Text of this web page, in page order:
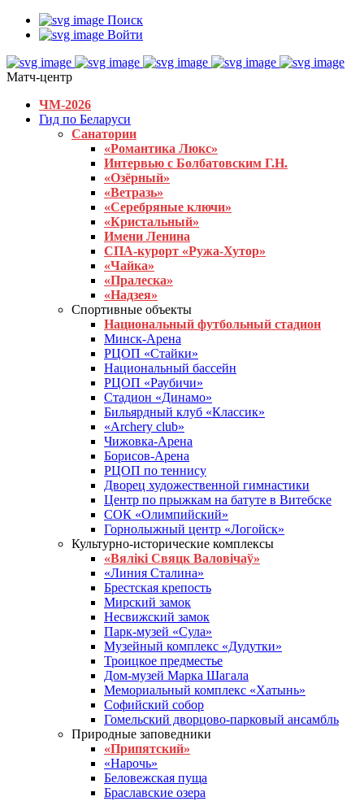
Поиск
Войти
Матч-центр
ЧМ-2026
Гид по Беларуси
Санатории
«Романтика Люкс»
Интервью с Болбатовским Г.Н.
«Озёрный»
«Ветразь»
«Серебряные ключи»
«Кристальный»
Имени Ленина
СПА-курорт «Ружа-Хутор»
«Чайка»
«Пралеска»
«Надзея»
Спортивные объекты
Национальный футбольный стадион
Минск-Арена
РЦОП «Стайки»
Национальный бассейн
РЦОП «Раубичи»
Стадион «Динамо»
Бильярдный клуб «Классик»
«Archery club»
Чижовка-Арена
Борисов-Арена
РЦОП по теннису
Дворец художественной гимнастики
Центр по прыжкам на батуте в Витебске
СОК «Олимпийский»
Горнолыжный центр «Логойск»
Культурно-исторические комплексы
«Вялікі Свяцк Валовічаў»
«Линия Сталина»
Брестская крепость
Мирский замок
Несвижский замок
Парк-музей «Сула»
Музейный комплекс «Дудутки»
Троицкое предместье
Дом-музей Марка Шагала
Мемориальный комплекс «Хатынь»
Софийский собор
Гомельский дворцово-парковый ансамбль
Природные заповедники
«Припятский»
«Нарочь»
Беловежская пуща
Браславские озера